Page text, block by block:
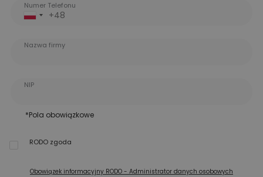
Numer Telefonu
P
n
+
4
+48
Nazwa firmy
NIP
*Pola obowiązkowe
RODO zgoda
Obowiązek informacyjny RODO - Administrator danych osobowych